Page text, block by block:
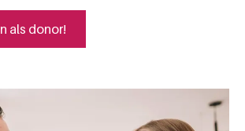
als donor!